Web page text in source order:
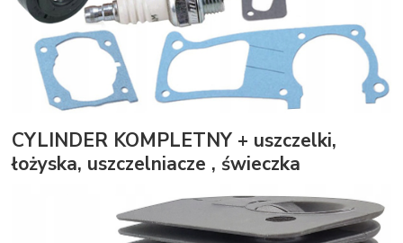
CYLINDER KOMPLETNY + uszczelki,
łożyska, uszczelniacze , świeczka